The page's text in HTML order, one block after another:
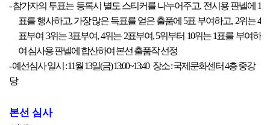
- 참가자의 투표는 등록시 별도 스티커를 나누어주고, 전시용 판넬에 1
표를 행사하고, 가장 많은 득표를 얻은 출품에 5표 부여하고, 2위는 4
표부여 3위는 3표부여, 4위는 2표부여, 5위부터 10위는 1표를 부여하
여 심사용 판넬에 합산하여 본선 출품작 선정
- 예선심사 일시 : 11월 13일(금) 13:00~13:40 장소 : 국제문화센터 4층 중강
당
본선 심사